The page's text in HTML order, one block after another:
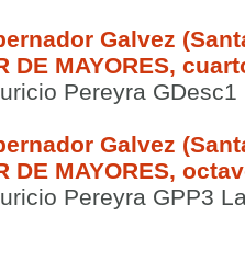
Galvez
DE MAYORES,
Pereyra
Galvez
DE MAYORES,
Pereyra GPP3